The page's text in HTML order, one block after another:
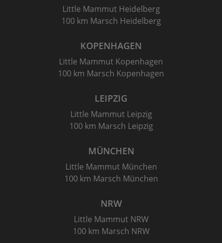
Little Mammut Heidelberg
100 km Marsch Heidelberg
KOPENHAGEN
Little Mammut Kopenhagen
100 km Marsch Kopenhagen
LEIPZIG
Little Mammut Leipzig
100 km Marsch Leipzig
MÜNCHEN
Little Mammut München
100 km Marsch München
NRW
Little Mammut NRW
100 km Marsch NRW